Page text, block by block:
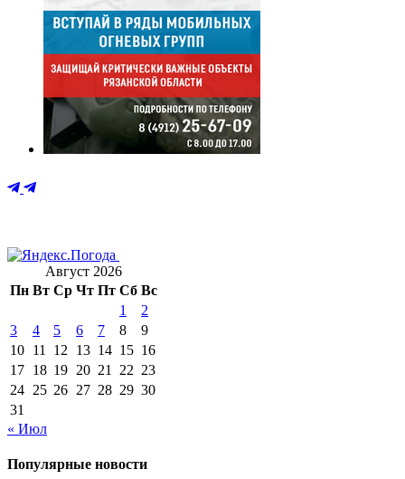
Август 2026
Пн Вт Ср Чт Пт Сб Вс
1
2
3
4 5 6 7 8
9
10 11 12 13 14 15 16
17 18 19 20 21 22 23
24 25 26 27 28 29 30
31
« Июл
Популярные новости